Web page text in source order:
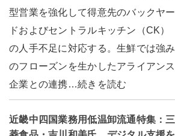
型営業を強化して得意先のバックヤー
ドおよびセントラルキッチン（CK）
の人手不足に対応する。生鮮では強み
のフローズンを生かしたアライアンス
企業との連携…続きを読む
近畿中四国業務用低温卸流通特集：三